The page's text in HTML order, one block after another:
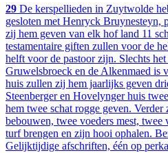
29 De kerspellieden in Zuytwolde
gesloten met Henryck Bruynesteyn,
zij hem geven van elk hof land 11
testamentaire giften zullen voor de
helft voor de pastoor zijn. Slechts
Gruwelsbroeck en de Alkenmaed is
huis zullen zij hem jaarlijks geven
Steenberger en Hovelynger huis
hem twee schat rogge geven.
bebouwen, twee voeders mest, twee
turf brengen en zijn hooi ophalen.
Gelijktijdige afschriften, één op